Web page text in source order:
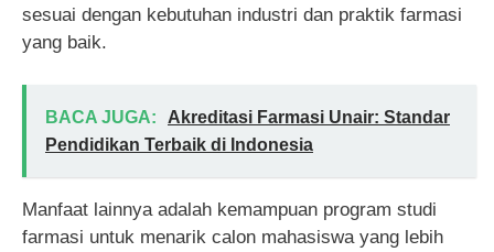
sesuai dengan kebutuhan industri dan praktik farmasi
yang baik.
BACA JUGA:
Akreditasi Farmasi Unair: Standar
Pendidikan Terbaik di Indonesia
Manfaat lainnya adalah kemampuan program studi
farmasi untuk menarik calon mahasiswa yang lebih